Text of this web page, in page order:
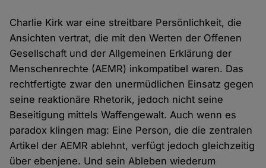
Charlie Kirk war eine streitbare Persönlichkeit, die
Ansichten vertrat, die mit den Werten der Offenen
Gesellschaft und der Allgemeinen Erklärung der
Menschenrechte (AEMR) inkompatibel waren. Das
rechtfertigte zwar den unermüdlichen Einsatz gegen
seine reaktionäre Rhetorik, jedoch nicht seine
Beseitigung mittels Waffengewalt. Auch wenn es
paradox klingen mag: Eine Person, die die zentralen
Artikel der AEMR ablehnt, verfügt jedoch gleichzeitig
über ebenjene. Und sein Ableben wiederum